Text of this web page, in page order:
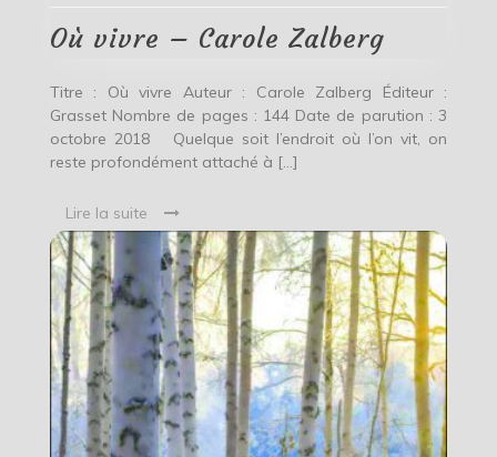
Zalberg
Où vivre – Carole Zalberg
Titre : Où vivre Auteur : Carole Zalberg Éditeur :
Grasset Nombre de pages : 144 Date de parution : 3
octobre 2018 Quelque soit l’endroit où l’on vit, on
reste profondément attaché à […]
Lire la suite